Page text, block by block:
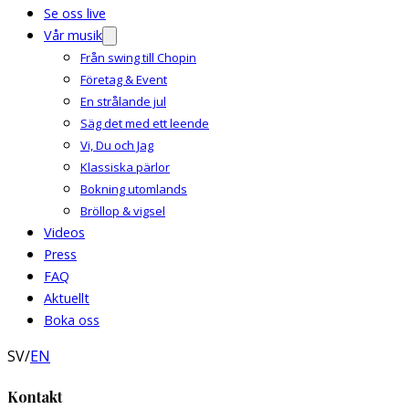
Se oss live
Vår musik
Från swing till Chopin
Företag & Event
En strålande jul
Säg det med ett leende
Vi, Du och Jag
Klassiska pärlor
Bokning utomlands
Bröllop & vigsel
Videos
Press
FAQ
Aktuellt
Boka oss
SV/EN
Kontakt